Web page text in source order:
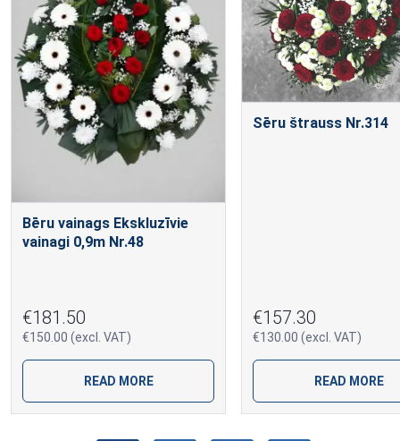
Bēru vainags Ekskluzīvie
vainagi 0,9m Nr.48
€181.50
€150.00 (excl. VAT)
READ MORE
Sēru štrauss Nr.314
€157.30
€130.00 (excl. VAT)
READ MORE